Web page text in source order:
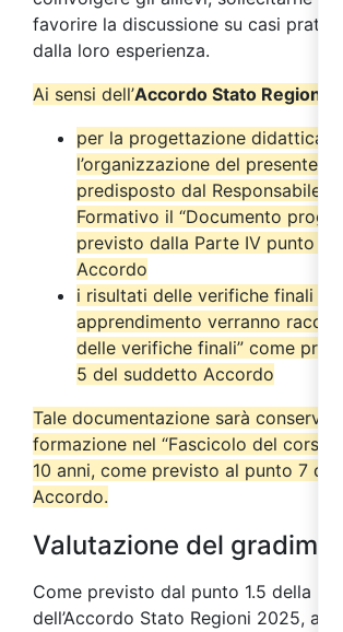
favorire la discussione su casi pratici
dalla loro esperienza.
Ai sensi dell’Accordo Stato Regioni
per la progettazione didattica e
l’organizzazione del presente
predisposto dal Responsabile
Formativo il “Documento
previsto dalla Parte IV punto
Accordo
i risultati delle verifiche finali di
apprendimento verranno raccolti
delle verifiche finali” come
5 del suddetto Accordo
Tale documentazione sarà conservata
formazione nel “Fascicolo del corso”
10 anni, come previsto al punto 7 del
Accordo.
Valutazione del
Come previsto dal punto 1.5 della
dell’Accordo Stato Regioni 2025, ai